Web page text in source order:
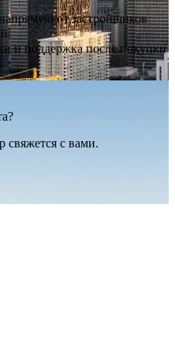
от застройщиков
и поддержка после покупки
свяжется с вами.